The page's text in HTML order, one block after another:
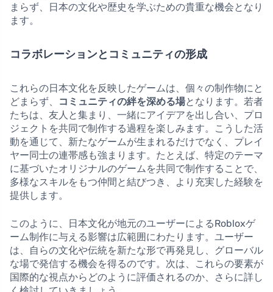
まらず、日本の文化や歴史を学ぶための貴重な機会となり
ます。
コラボレーションとコミュニティの形成
これらの日本文化を反映したゲームは、個々の制作物にと
どまらず、
コミュニティの絆を深める場となります。若者
たちは、友人と集まり、一緒にアイデアを出し合い、プロ
ジェクトを共同で制作する過程を楽しみます。こうした活
動を通じて、新たなゲームが生まれるだけでなく、プレイ
ヤー同士の連帯感も強まります。たとえば、特定のテーマ
に基づいたオリジナルのゲームを共同で制作することで、
多様なスキルをもつ仲間と結びつき、より充実した経験を
提供します。
このように、日本文化が地元のユーザーによるRobloxゲ
ーム制作に与える影響は広範囲にわたります。ユーザー
は、自らの文化や伝統を新たな形で再発見し、グローバル
な場で発信する機会を得るのです。次は、これらの要素が
国際的な視点からどのように評価されるのか、さらに詳し